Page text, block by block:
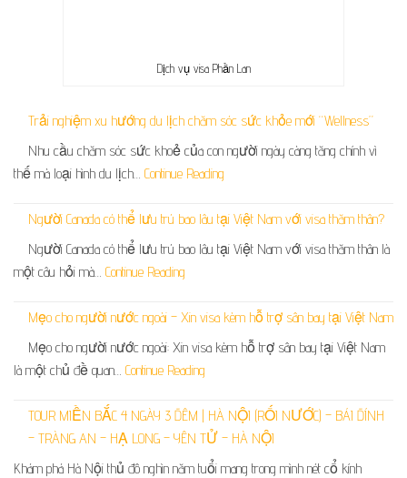
Dịch vụ visa Phần Lan
Trải nghiệm xu hướng du lịch chăm sóc sức khỏe mới “Wellness”
Nhu cầu chăm sóc sức khoẻ của con người ngày càng tăng chính vì
thế mà loại hình du lịch… Continue Reading
Người Canada có thể lưu trú bao lâu tại Việt Nam với visa thăm thân?
Người Canada có thể lưu trú bao lâu tại Việt Nam với visa thăm thân là
một câu hỏi mà… Continue Reading
Mẹo cho người nước ngoài – Xin visa kèm hỗ trợ sân bay tại Việt Nam
Mẹo cho người nước ngoài: Xin visa kèm hỗ trợ sân bay tại Việt Nam
là một chủ đề quan… Continue Reading
TOUR MIỀN BẮC 4 NGÀY 3 ĐÊM | HÀ NỘI (RỐI NƯỚC) – BÁI ĐÍNH
– TRÀNG AN – HẠ LONG – YÊN TỬ – HÀ NỘI
Khám phá Hà Nội thủ đô nghìn năm tuổi mang trong mình nét cổ kính